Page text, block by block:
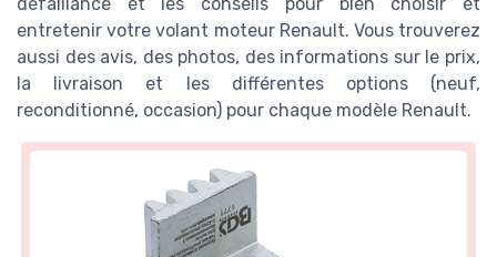
entretenir votre volant moteur Renault. Vous trouverez
aussi des avis, des photos, des informations sur le prix,
la livraison et les différentes options (neuf,
reconditionné, occasion) pour chaque modèle Renault.